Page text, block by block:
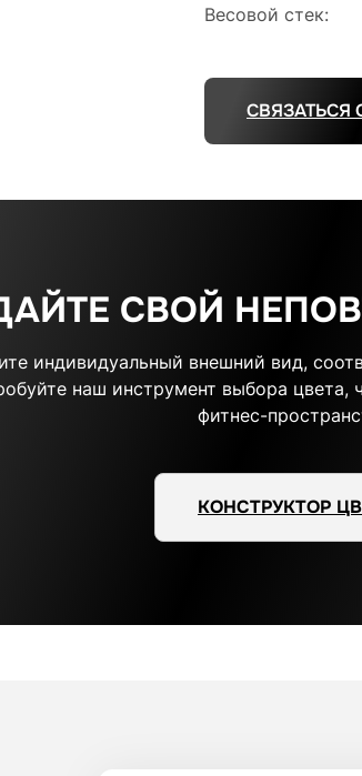
Весовой стек:
СВОЙ
индивидуальный внешний вид,
наш инструмент выбора цвета,
фитнес-
КОНСТРУКТОР